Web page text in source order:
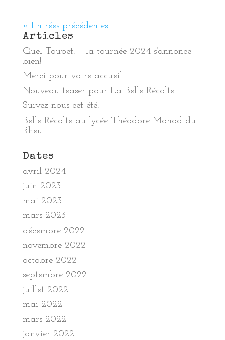
« Entrées précédentes
Articles
Quel Toupet! – la tournée 2024 s’annonce
bien!
Merci pour votre accueil!
Nouveau teaser pour La Belle Récolte
Suivez-nous cet été!
Belle Récolte au lycée Théodore Monod du
Rheu
Dates
avril 2024
juin 2023
mai 2023
mars 2023
décembre 2022
novembre 2022
octobre 2022
septembre 2022
juillet 2022
mai 2022
mars 2022
janvier 2022